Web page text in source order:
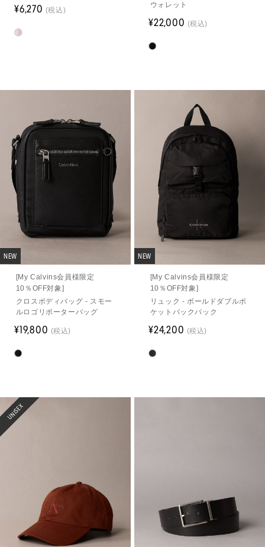
¥6,270 (税込)
ウォレット
¥22,000 (税込)
NEW
[My Calvins会員様限定
10％OFF対象]
クロスボディバッグ - スモー
ルロゴリポーターバッグ
¥19,800 (税込)
NEW
[My Calvins会員様限定
10％OFF対象]
リュック - ボールドダブルポ
ケットバックパック
¥24,200 (税込)
UNISEX